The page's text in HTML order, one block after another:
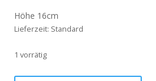
Höhe 16cm
Lieferzeit: Standard
1 vorrätig